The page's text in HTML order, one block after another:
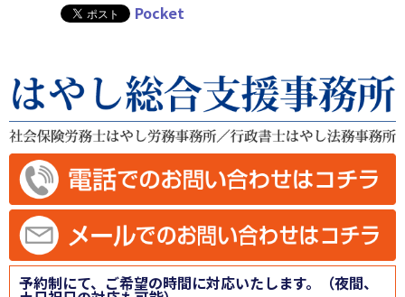
Pocket
予約制にて、ご希望の時間に対応いたします。（夜間、